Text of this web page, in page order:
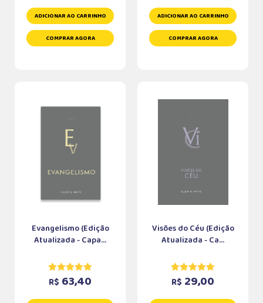
ADICIONAR AO CARRINHO
COMPRAR AGORA
ADICIONAR AO CARRINHO
COMPRAR AGORA
Evangelismo (Edição
Atualizada - Capa...
R$ 63,40
Visões do Céu (Edição
Atualizada - Ca...
R$ 29,00